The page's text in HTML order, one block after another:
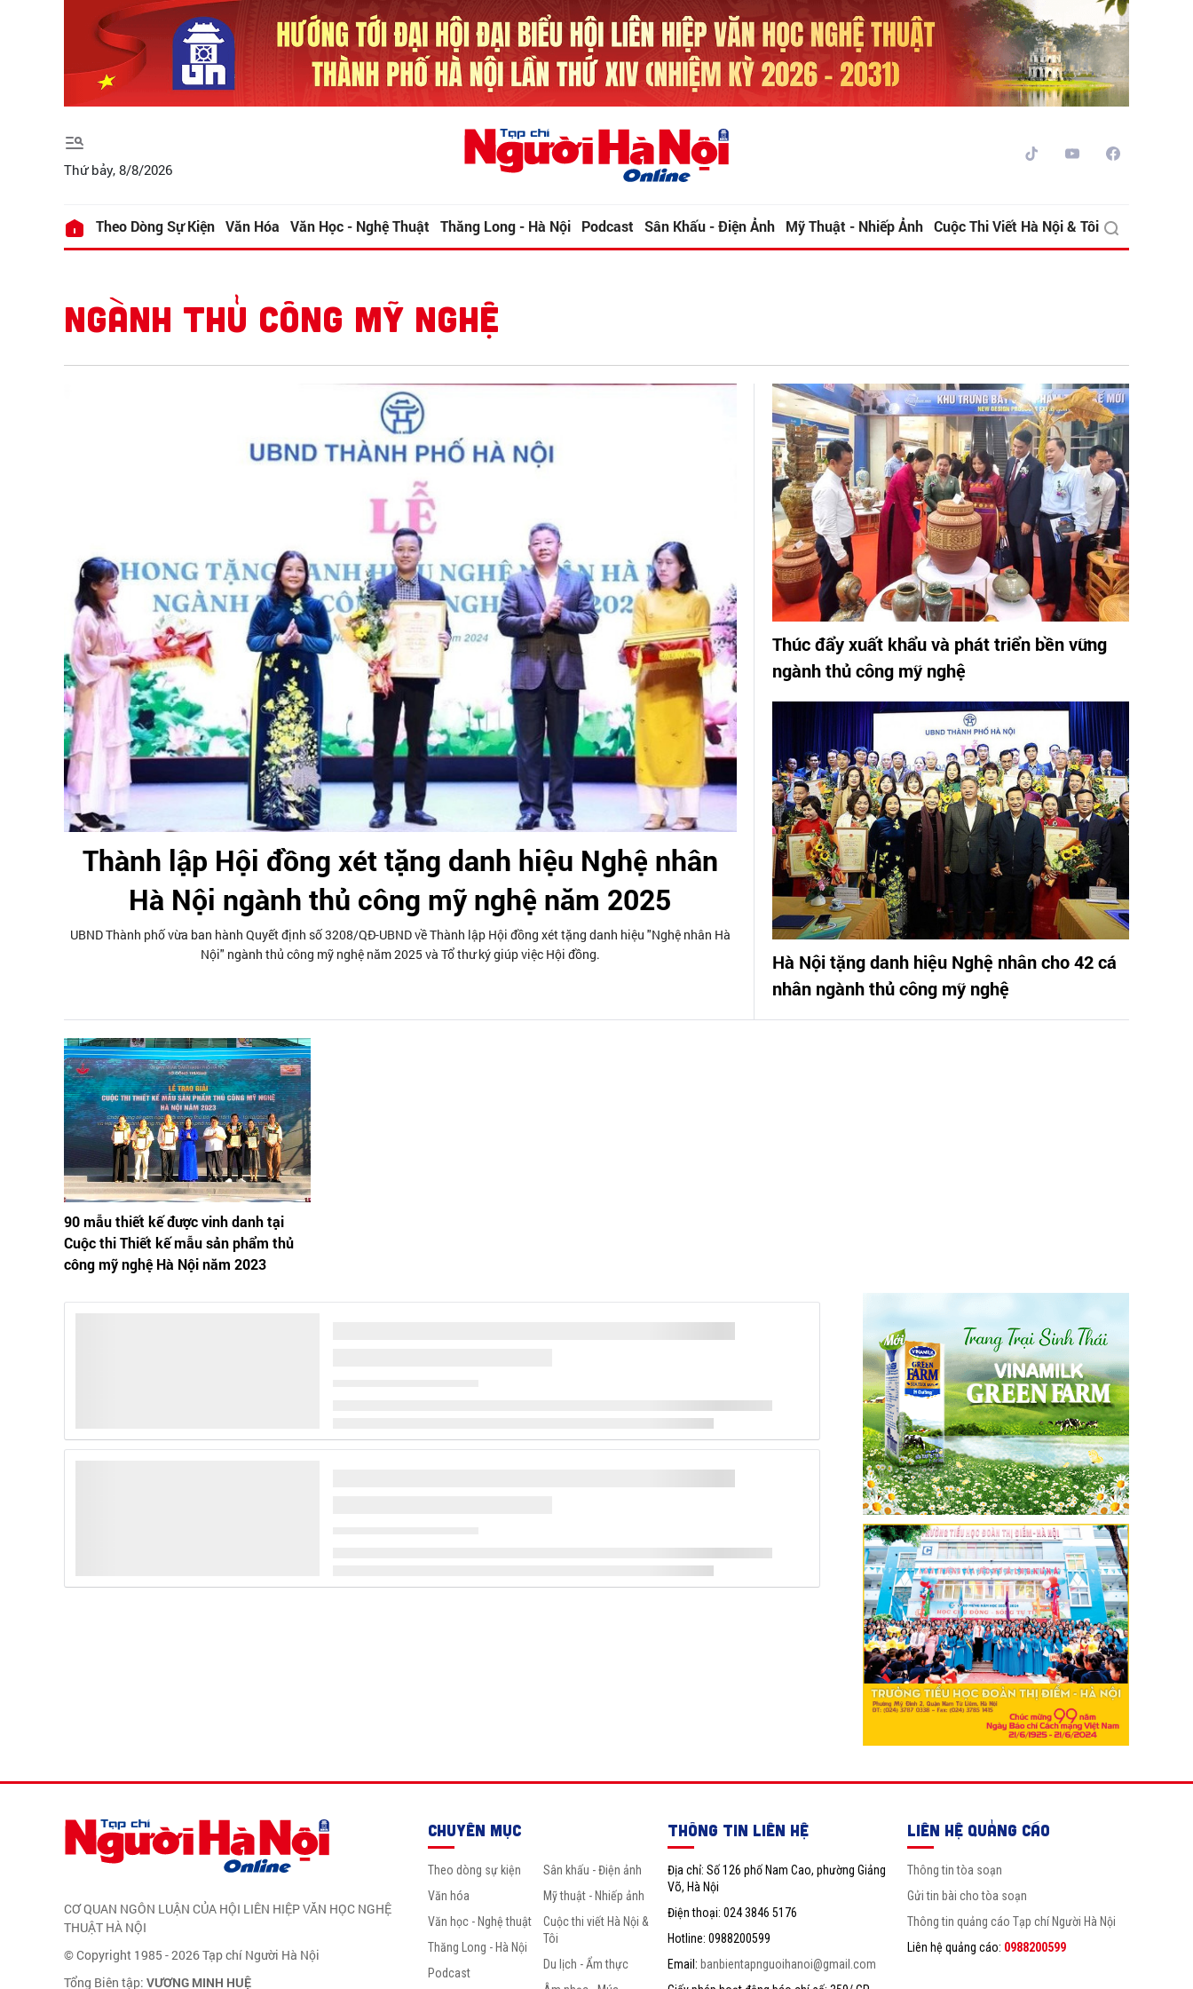
Thứ bảy, 8/8/2026
Theo Dòng Sự Kiện Văn Hóa Văn Học - Nghệ Thuật Thăng Long - Hà Nội Podcast Sân Khấu - Điện Ảnh Mỹ Thuật - Nhiếp Ảnh Cuộc Thi Viết Hà Nội & Tôi
NGÀNH THỦ CÔNG MỸ NGHỆ
Thành lập Hội đồng xét tặng danh hiệu Nghệ nhân
Hà Nội ngành thủ công mỹ nghệ năm 2025
UBND Thành phố vừa ban hành Quyết định số 3208/QĐ-UBND về Thành lập Hội đồng xét tặng danh hiệu "Nghệ nhân Hà
Nội" ngành thủ công mỹ nghệ năm 2025 và Tổ thư ký giúp việc Hội đồng.
Thúc đẩy xuất khẩu và phát triển bền vững
ngành thủ công mỹ nghệ
Hà Nội tặng danh hiệu Nghệ nhân cho 42 cá
nhân ngành thủ công mỹ nghệ
90 mẫu thiết kế được vinh danh tại
Cuộc thi Thiết kế mẫu sản phẩm thủ
công mỹ nghệ Hà Nội năm 2023
CƠ QUAN NGÔN LUẬN CỦA HỘI LIÊN HIỆP VĂN HỌC NGHỆ
THUẬT HÀ NỘI
© Copyright 1985 - 2026 Tạp chí Người Hà Nội
Tổng Biên tập: VƯƠNG MINH HUỆ
CHUYÊN MỤC
Theo dòng sự kiện
Văn hóa
Văn học - Nghệ thuật
Thăng Long - Hà Nội
Podcast
Sân khấu - Điện ảnh
Mỹ thuật - Nhiếp ảnh
Cuộc thi viết Hà Nội &
Tôi
Du lịch - Ẩm thực
THÔNG TIN LIÊN HỆ
Địa chỉ: Số 126 phố Nam Cao, phường Giảng
Võ, Hà Nội
Điện thoại: 024 3846 5176
Hotline: 0988200599
Email: banbientapnguoihanoi@gmail.com
LIÊN HỆ QUẢNG CÁO
Thông tin tòa soạn
Gửi tin bài cho tòa soạn
Thông tin quảng cáo Tạp chí Người Hà Nội
Liên hệ quảng cáo: 0988200599